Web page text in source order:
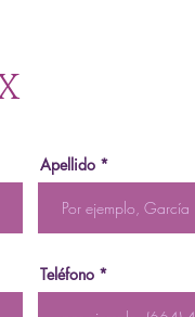
Apellido
Teléfono